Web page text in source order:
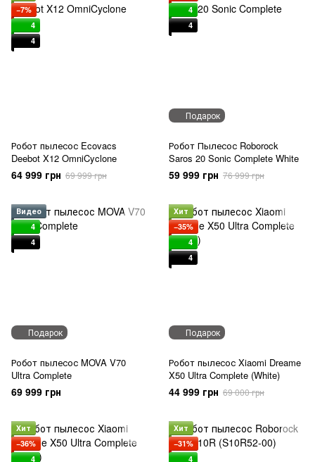
−7%
4
4
Робот пылесос Ecovacs
Deebot X12 OmniCyclone
64 999 грн 69 999 грн
Подарок
4
4
Робот Пылесос Roborock
Saros 20 Sonic Complete White
59 999 грн 76 999 грн
Подарок
Видео
4
4
Робот пылесос MOVA V70
Ultra Complete
69 999 грн
Подарок
Хит
−35%
4
4
Робот пылесос Xiaomi Dreame
X50 Ultra Complete (White)
44 999 грн 69 000 грн
Хит
−36%
4
Хит
−31%
4